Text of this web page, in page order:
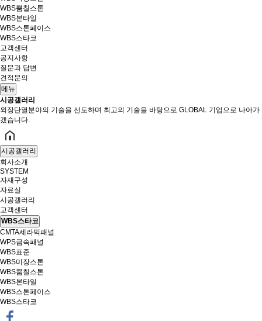
WBS뿜칠스톤
WBS본타일
WBS스톤페이스
WBS스타코
고객센터
공지사항
질문과 답변
견적문의
메뉴
시공갤러리
외장단열분야의 기술을 선도하며 최고의 기술을 바탕으로 GLOBAL 기업으로 나아가
겠습니다.
시공갤러리
회사소개
SYSTEM
자재구성
자료실
시공갤러리
고객센터
WBS스타코
CMTA세라믹패널
WPS금속패널
WBS표준
WBS미장스톤
WBS뿜칠스톤
WBS본타일
WBS스톤페이스
WBS스타코